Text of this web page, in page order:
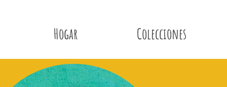
Hogar Colecciones